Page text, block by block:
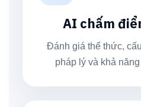
AI chấm
Đánh giá thể thức,
pháp lý và khả